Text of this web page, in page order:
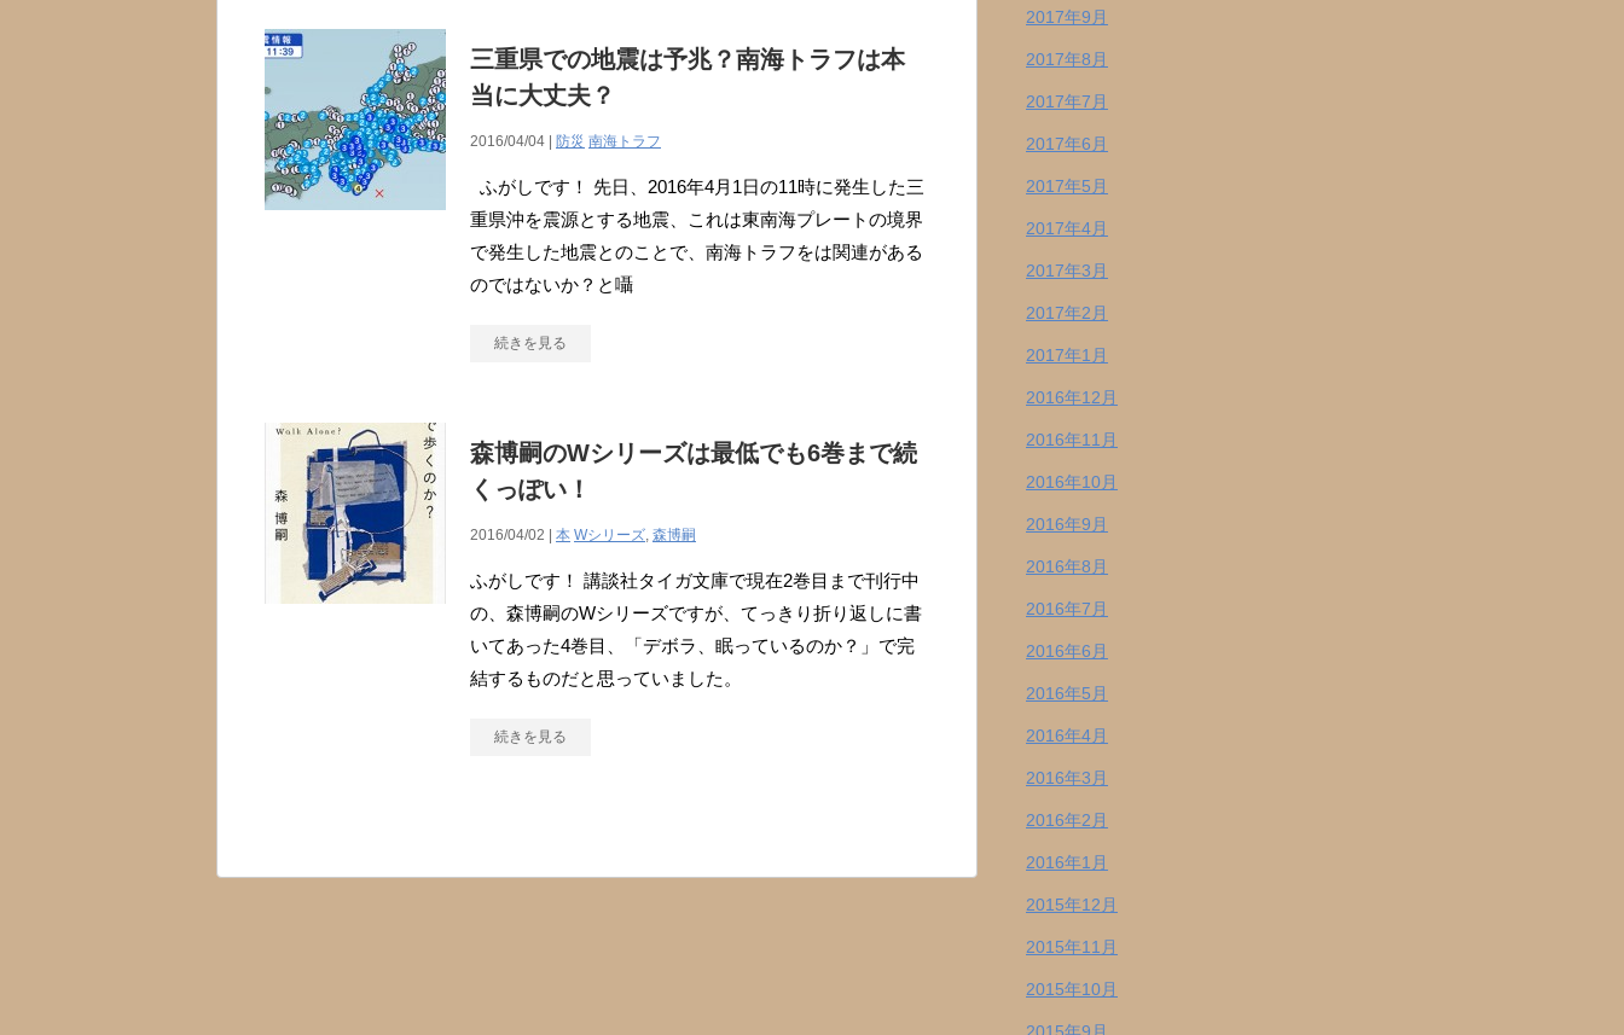
三重県での地震は予兆？南海トラフは本
当に大丈夫？
2016/04/04 | 防災 南海トラフ
ふがしです！ 先日、2016年4月1日の11時に発生した三
重県沖を震源とする地震、これは東南海プレートの境界
で発生した地震とのことで、南海トラフをは関連がある
のではないか？と囁
続きを見る
森博嗣のWシリーズは最低でも6巻まで続
くっぽい！
2016/04/02 | 本 Wシリーズ, 森博嗣
ふがしです！ 講談社タイガ文庫で現在2巻目まで刊行中
の、森博嗣のWシリーズですが、てっきり折り返しに書
いてあった4巻目、「デボラ、眠っているのか？」で完
結するものだと思っていました。
続きを見る
2017年9月
2017年8月
2017年7月
2017年6月
2017年5月
2017年4月
2017年3月
2017年2月
2017年1月
2016年12月
2016年11月
2016年10月
2016年9月
2016年8月
2016年7月
2016年6月
2016年5月
2016年4月
2016年3月
2016年2月
2016年1月
2015年12月
2015年11月
2015年10月